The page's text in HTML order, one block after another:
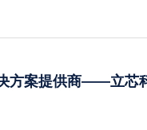
方案提供商——立芯